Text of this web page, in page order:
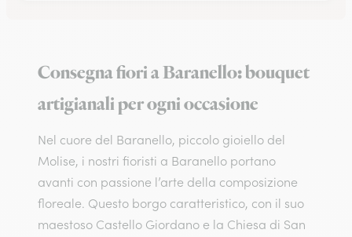
Consegna fiori a Baranello: bouquet
artigianali per ogni occasione
Nel cuore del Baranello, piccolo gioiello del
Molise, i nostri fioristi a Baranello portano
avanti con passione l’arte della composizione
floreale. Questo borgo caratteristico, con il suo
maestoso Castello Giordano e la Chiesa di San